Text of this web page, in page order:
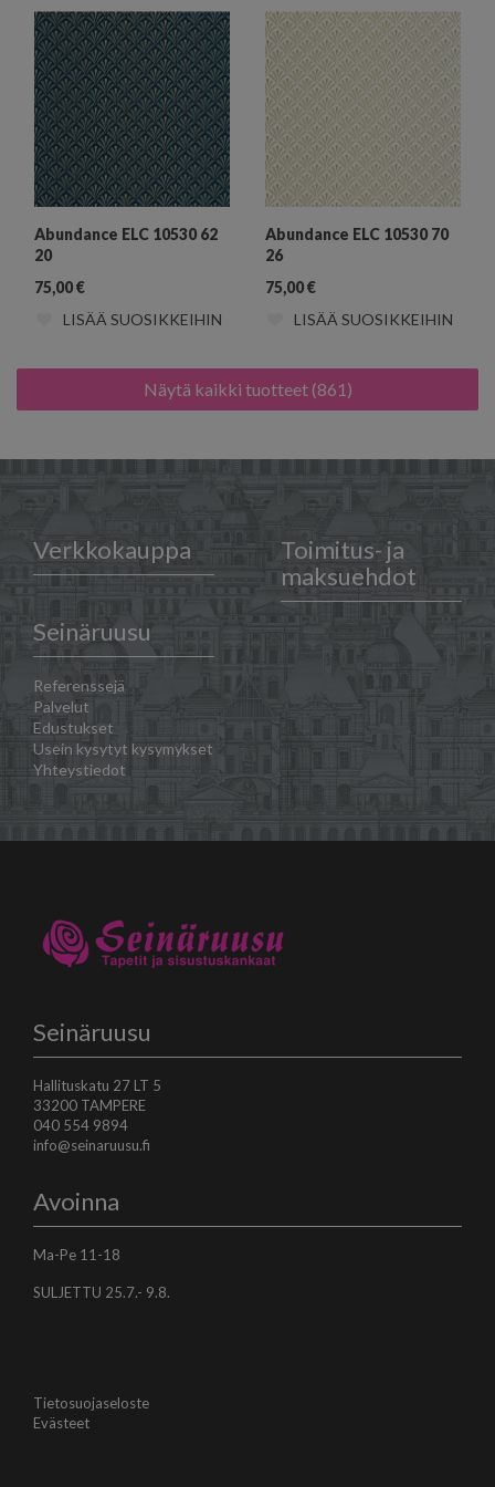
Abundance ELC 10530 62
20
75,00€
LISÄÄ SUOSIKKEIHIN
Abundance ELC 10530 70
26
75,00€
LISÄÄ SUOSIKKEIHIN
Näytä kaikki tuotteet (861)
Verkkokauppa
Toimitus- ja
maksuehdot
Seinäruusu
Referenssejä
Palvelut
Edustukset
Usein kysytyt kysymykset
Yhteystiedot
Seinäruusu
Hallituskatu 27 LT 5
33200 TAMPERE
040 554 9894
info@seinaruusu.fi
Avoinna
Ma-Pe 11-18
SULJETTU 25.7.- 9.8.
Tietosuojaseloste
Evästeet